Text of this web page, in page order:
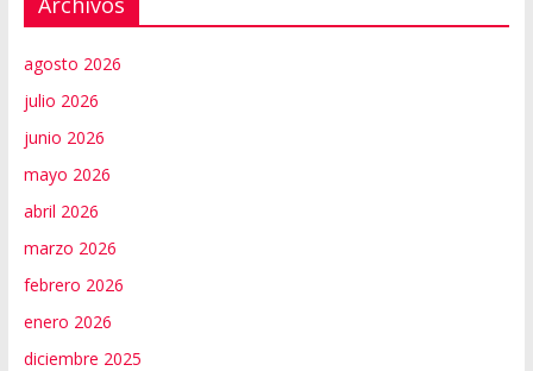
agosto 2026
julio 2026
junio 2026
mayo 2026
abril 2026
marzo 2026
febrero 2026
enero 2026
diciembre 2025